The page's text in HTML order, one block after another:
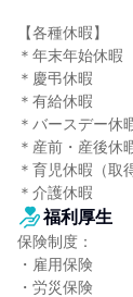
【各種休暇】
＊年末年始休暇
＊慶弔休暇
＊有給休暇
＊バースデー休
＊産前・産後休
＊育児休暇（取
＊介護休暇
福利厚生
保険制度：
・雇用保険
・労災保険